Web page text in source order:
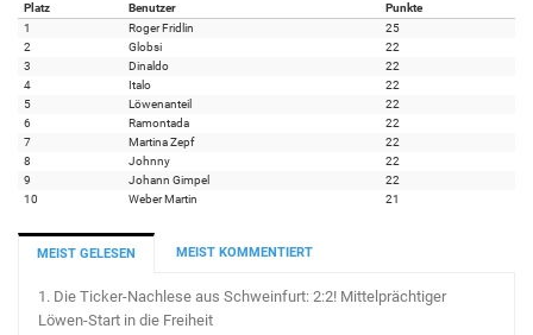
Platz Benutzer
Punkte
1
Roger Fridlin
25
2
Globsi
22
3
Dinaldo
22
4
Italo
22
5
Löwenanteil
22
6
Ramontada
22
7
Martina Zepf
22
8
Johnny
22
9
Johann Gimpel
22
10
Weber Martin 21
MEIST GELESEN MEIST KOMMENTIERT
1. Die Ticker-Nachlese aus Schweinfurt: 2:2! Mittelprächtiger
Löwen-Start in die Freiheit